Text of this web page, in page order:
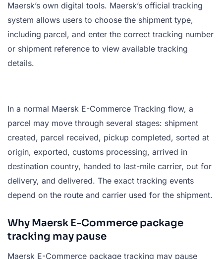
Maersk’s own digital tools. Maersk’s official tracking
system allows users to choose the shipment type,
including parcel, and enter the correct tracking number
or shipment reference to view available tracking
details.
In a normal Maersk E-Commerce Tracking flow, a
parcel may move through several stages: shipment
created, parcel received, pickup completed, sorted at
origin, exported, customs processing, arrived in
destination country, handed to last-mile carrier, out for
delivery, and delivered. The exact tracking events
depend on the route and carrier used for the shipment.
Why Maersk E-Commerce package
tracking may pause
Maersk E-Commerce package tracking may pause